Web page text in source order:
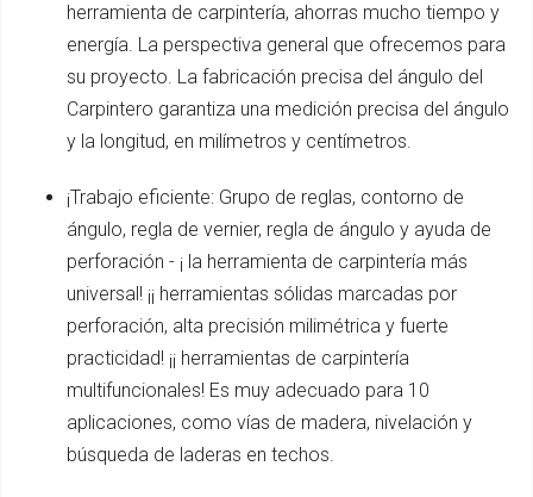
herramienta de carpintería, ahorras mucho tiempo y
energía. La perspectiva general que ofrecemos para
su proyecto. La fabricación precisa del ángulo del
Carpintero garantiza una medición precisa del ángulo
y la longitud, en milímetros y centímetros.
¡Trabajo eficiente: Grupo de reglas, contorno de
ángulo, regla de vernier, regla de ángulo y ayuda de
perforación - ¡ la herramienta de carpintería más
universal! ¡¡ herramientas sólidas marcadas por
perforación, alta precisión milimétrica y fuerte
practicidad! ¡¡ herramientas de carpintería
multifuncionales! Es muy adecuado para 10
aplicaciones, como vías de madera, nivelación y
búsqueda de laderas en techos.